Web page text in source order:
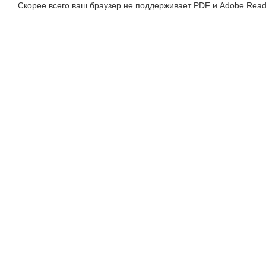
Скорее всего ваш браузер не поддерживает PDF и Adobe